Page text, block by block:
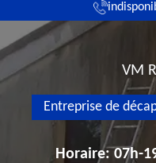
VM
Entreprise de
Horaire: 07h-